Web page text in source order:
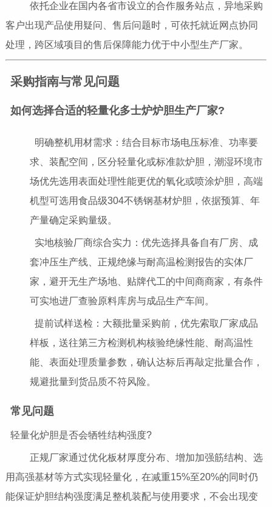
依托企业在国内各省市设立的合作服务站点，异地采购
客户出现产品使用疑问、售后问题时，可依托就近网点协同
处理，跨区域项目的售后保障能力优于中小型生产厂家。
采购指南与常见问题
如何选择合适的轻量化多士炉炉胆生产厂家?
明确整机用材需求：结合目标市场电压标准、功率要
求、装配空间，区分轻量化或标准款炉胆，潮湿环境市
场优先选用表面处理性能更优的氧化或喷涂炉胆，高端
机型可选用食品级304不锈钢基材炉胆，依据预算、年
产量确定采购量级。
实地核验厂商综合实力：优先选择具备自有厂房、成
套冲压生产线、正规绝缘与耐高温检测报告的实体厂
家，避开无生产场地、贴牌代工的中间商商家，有条件
可实地进厂查验原料库房与成品生产车间。
提前试样送检：大额批量采购前，优先索取厂家成品
样板，送往第三方检测机构核验绝缘性能、耐高温性
能、表面处理质量参数，确认达标后再敲定批量合作，
规避批量到货品质不符风险。
常见问题
轻量化炉胆是否会牺牲结构强度?
正规厂家通过优化板材厚度分布、增加加强筋结构、选
用高强基材等方式实现轻量化，在减重15%至20%的同时仍
能保证炉胆结构强度满足整机装配与使用要求，不会出现变